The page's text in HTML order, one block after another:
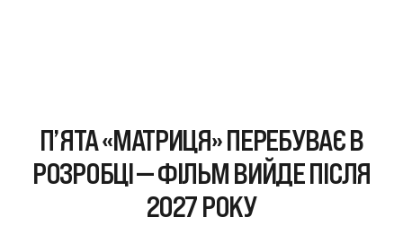
П’ЯТА «МАТРИЦЯ» ПЕРЕБУВАЄ В
РОЗРОБЦІ — ФІЛЬМ ВИЙДЕ ПІСЛЯ
2027 РОКУ